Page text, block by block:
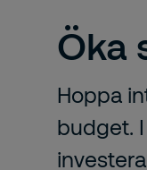
Öka
Hoppa
budget.